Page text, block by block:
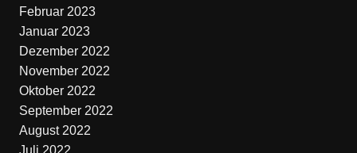
Februar 2023
Januar 2023
Dezember 2022
November 2022
Oktober 2022
September 2022
August 2022